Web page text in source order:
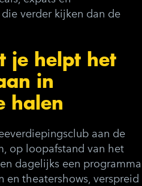
verder kijken dan de
je helpt het
in
halen
aan de
op loopafstand van het
dagelijks een programma
en theatershows, verspreid